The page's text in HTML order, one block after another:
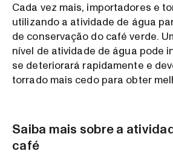
Cada vez mais, importadores e
utilizando a atividade de água
de conservação do café verde.
nível de atividade de água pode
se deteriorará rapidamente e
torrado mais cedo para obter
Saiba mais sobre a
café